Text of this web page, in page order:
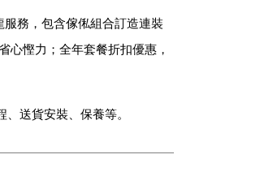
務，包含傢俬組合訂造連裝
心慳力；全年套餐折扣優惠，
送貨安裝、保養等。